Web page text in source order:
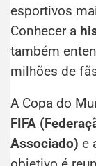
esportivos
Conhecer a
também
milhões de
A Copa do
FIFA
Associado) e